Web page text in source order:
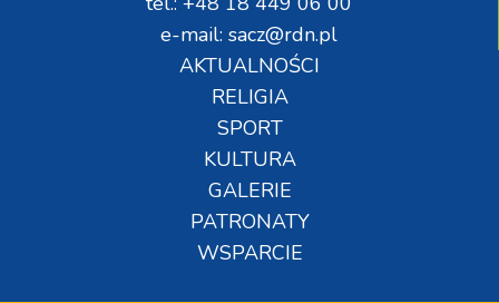
e-mail: sacz@rdn.pl
AKTUALNOŚCI
RELIGIA
SPORT
KULTURA
GALERIE
PATRONATY
WSPARCIE